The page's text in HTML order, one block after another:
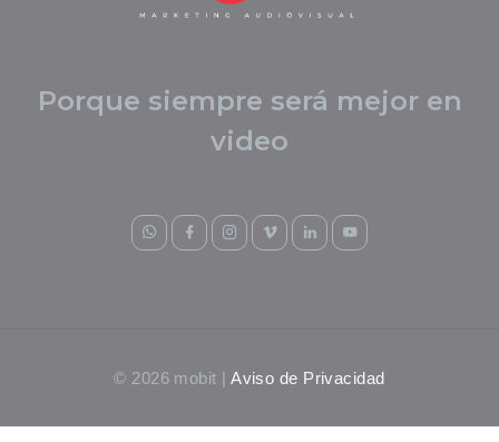
Porque siempre será mejor en
video
© 2026 mobit |Aviso de Privacidad